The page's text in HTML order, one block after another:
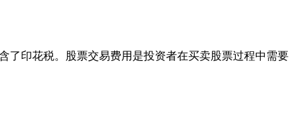
了印花税。股票交易费用是投资者在买卖股票过程中需要